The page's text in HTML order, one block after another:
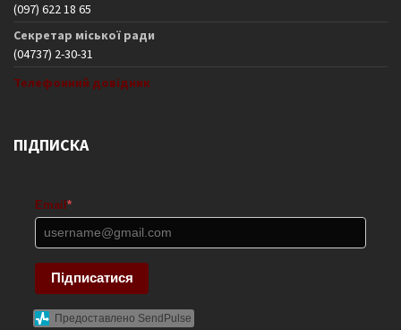
(097) 622 18 65
Секретар міської ради
(04737) 2-30-31
Телефонний довідник
ПІДПИСКА
Email *
Підписатися
Предоставлено SendPulse